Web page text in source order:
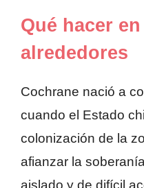
Qué hacer
alrededores
Cochrane nació a
cuando el Estado
colonización de la
afianzar la